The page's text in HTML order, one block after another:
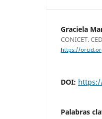
Graciela
CONICET.
https://
DOI:
Palabras